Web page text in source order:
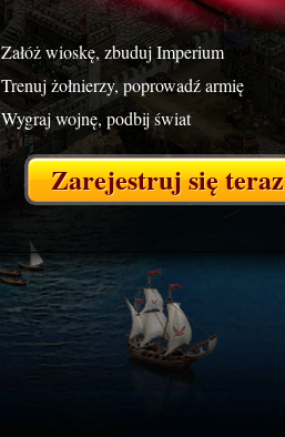
Załóż wioskę, zbuduj Imperium
Trenuj żołnierzy, poprowadź armię
Wygraj wojnę, podbij świat
Zarejestruj się teraz